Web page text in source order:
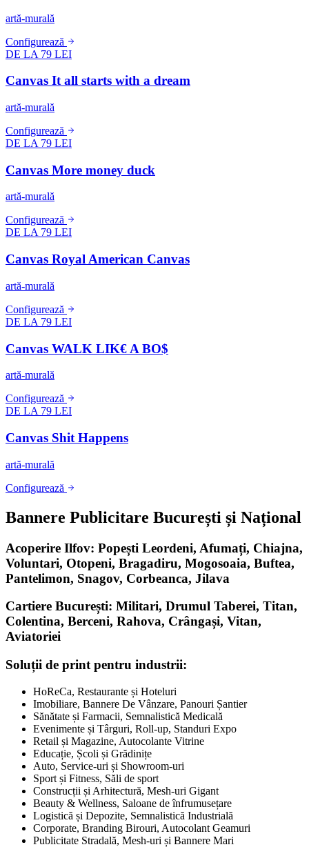
artă-murală
Configurează
DE LA 79 LEI
Canvas It all starts with a dream
artă-murală
Configurează
DE LA 79 LEI
Canvas More money duck
artă-murală
Configurează
DE LA 79 LEI
Canvas Royal American Canvas
artă-murală
Configurează
DE LA 79 LEI
Canvas WALK LIK€ A BO$
artă-murală
Configurează
DE LA 79 LEI
Canvas Shit Happens
artă-murală
Configurează
Bannere Publicitare București și Național
Acoperire Ilfov: Popești Leordeni, Afumați, Chiajna,
Voluntari, Otopeni, Bragadiru, Mogosoaia, Buftea,
Pantelimon, Snagov, Corbeanca, Jilava
Cartiere București: Militari, Drumul Taberei, Titan,
Colentina, Berceni, Rahova, Crângași, Vitan,
Aviatoriei
Soluții de print pentru industrii:
HoReCa, Restaurante și Hoteluri
Imobiliare, Bannere De Vânzare, Panouri Șantier
Sănătate și Farmacii, Semnalistică Medicală
Evenimente și Târguri, Roll-up, Standuri Expo
Retail și Magazine, Autocolante Vitrine
Educație, Școli și Grădinițe
Auto, Service-uri și Showroom-uri
Sport și Fitness, Săli de sport
Construcții și Arhitectură, Mesh-uri Gigant
Beauty & Wellness, Saloane de înfrumusețare
Logistică și Depozite, Semnalistică Industrială
Corporate, Branding Birouri, Autocolant Geamuri
Publicitate Stradală, Mesh-uri și Bannere Mari